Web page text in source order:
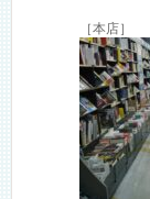
［本店］